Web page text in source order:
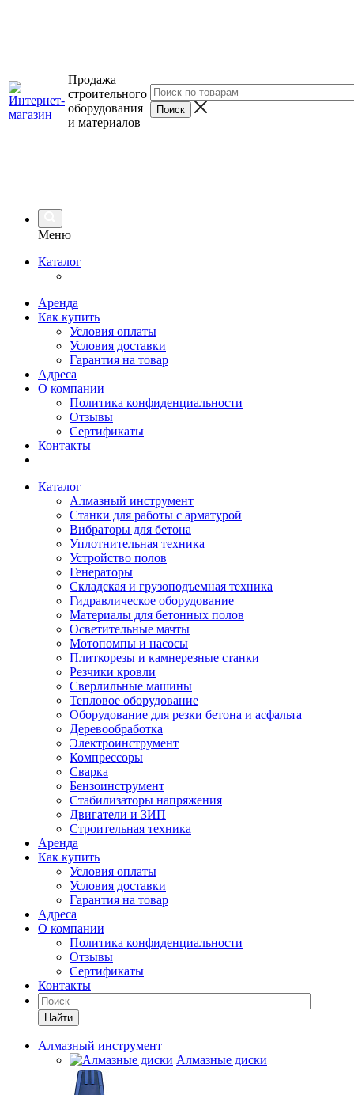
Продажа
строительного
оборудования
и материалов
Меню
Каталог
Аренда
Как купить
Условия оплаты
Условия доставки
Гарантия на товар
Адреса
О компании
Политика конфиденциальности
Отзывы
Сертификаты
Контакты
Каталог
Алмазный инструмент
Станки для работы с арматурой
Вибраторы для бетона
Уплотнительная техника
Устройство полов
Генераторы
Складская и грузоподъемная техника
Гидравлическое оборудование
Материалы для бетонных полов
Осветительные мачты
Мотопомпы и насосы
Плиткорезы и камнерезные станки
Резчики кровли
Сверлильные машины
Тепловое оборудование
Оборудование для резки бетона и асфальта
Деревообработка
Электроинструмент
Компрессоры
Сварка
Бензоинструмент
Стабилизаторы напряжения
Двигатели и ЗИП
Строительная техника
Аренда
Как купить
Условия оплаты
Условия доставки
Гарантия на товар
Адреса
О компании
Политика конфиденциальности
Отзывы
Сертификаты
Контакты
Найти
Алмазный инструмент
Алмазные диски